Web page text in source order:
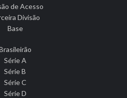
de Acesso
Divisão
Base
Série A
Série B
Série C
Série D